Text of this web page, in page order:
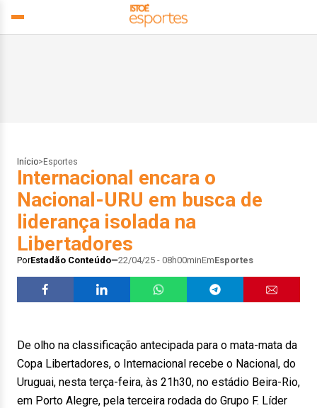
Início> Esportes
Internacional encara o
Nacional-URU em busca de
liderança isolada na
Libertadores
PorEstadão Conteúdo 22/04/25 - 08h00minEmEsportes
De olho na classificação antecipada para o mata-mata da
Copa Libertadores, o Internacional recebe o Nacional, do
Uruguai, nesta terça-feira, às 21h30, no estádio Beira-Rio,
em Porto Alegre, pela terceira rodada do Grupo F. Líder